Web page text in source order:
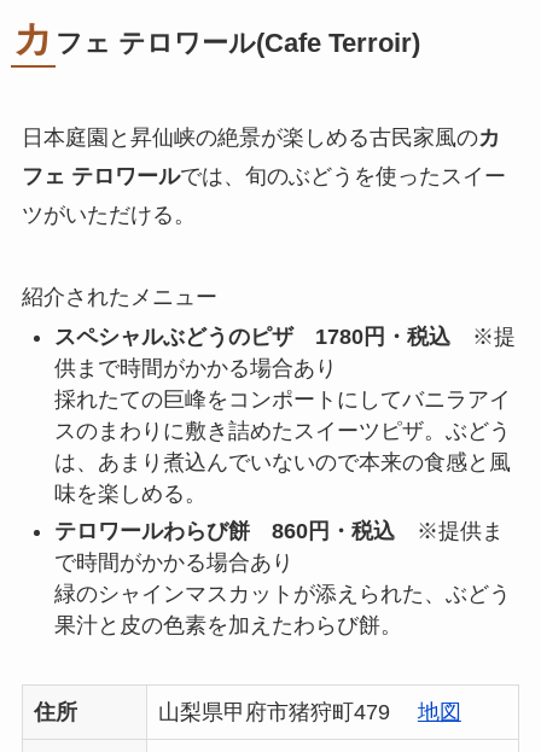
カ フェ テロワール(Cafe Terroir)
日本庭園と昇仙峡の絶景が楽しめる古民家風のカ
フェ テロワールでは、旬のぶどうを使ったスイー
ツがいただける。
紹介されたメニュー
スペシャルぶどうのピザ 1780円・税込※提
供まで時間がかかる場合あり
採れたての巨峰をコンポートにしてバニラアイ
スのまわりに敷き詰めたスイーツピザ。ぶどう
は、あまり煮込んでいないので本来の食感と風
味を楽しめる。
テロワールわらび餅 860円・税込※提供ま
で時間がかかる場合あり
緑のシャインマスカットが添えられた、ぶどう
果汁と皮の色素を加えたわらび餅。
住所 山梨県甲府市猪狩町479 地図